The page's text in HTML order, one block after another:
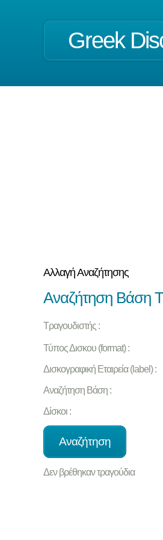
Greek
Αλλαγή Αναζήτησης
Αναζήτηση Βάση
Τραγουδιστής :
Τύπος Δισκου (format) :
Δισκογραφική Εταιρεία (label) :
Αναζήτηση Βάση :
Δίσκοι :
Δεν βρέθηκαν τραγούδια